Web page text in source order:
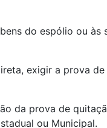
do espólio ou às
exigir a prova
da prova de
ou Municipal.